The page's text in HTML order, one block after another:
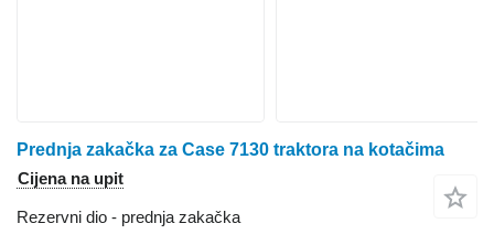
Prednja zakačka za Case 7130 traktora na kotačima
Cijena na upit
Rezervni dio - prednja zakačka